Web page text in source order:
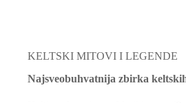
KELTSKI MITOVI I LEGENDE
Najsveobuhvatnija zbirka